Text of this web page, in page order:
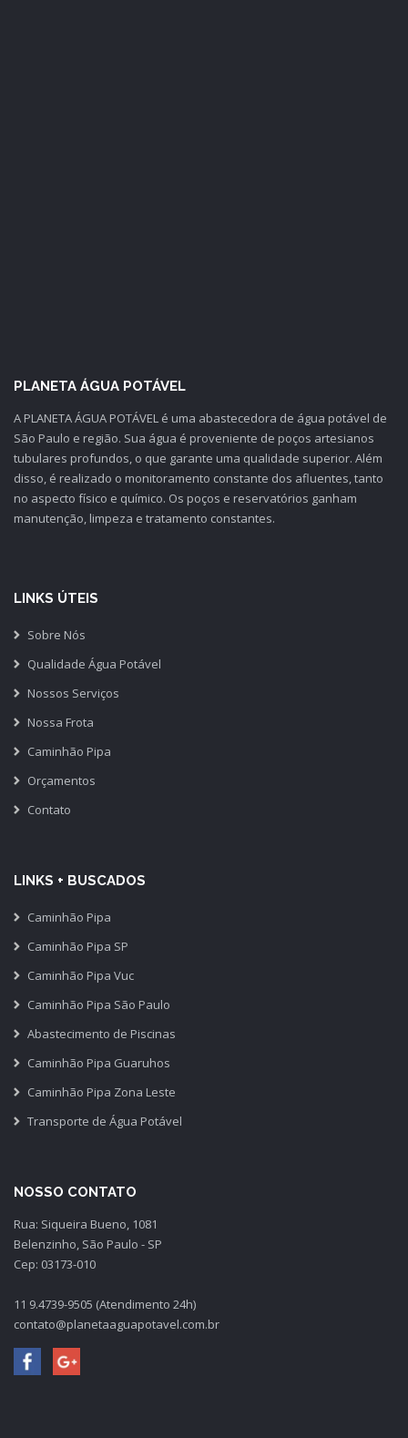
PLANETA ÁGUA POTÁVEL
A PLANETA ÁGUA POTÁVEL é uma abastecedora de água potável de
São Paulo e região. Sua água é proveniente de poços artesianos
tubulares profundos, o que garante uma qualidade superior. Além
disso, é realizado o monitoramento constante dos afluentes, tanto
no aspecto físico e químico. Os poços e reservatórios ganham
manutenção, limpeza e tratamento constantes.
LINKS ÚTEIS
Sobre Nós
Qualidade Água Potável
Nossos Serviços
Nossa Frota
Caminhão Pipa
Orçamentos
Contato
LINKS + BUSCADOS
Caminhão Pipa
Caminhão Pipa SP
Caminhão Pipa Vuc
Caminhão Pipa São Paulo
Abastecimento de Piscinas
Caminhão Pipa Guaruhos
Caminhão Pipa Zona Leste
Transporte de Água Potável
NOSSO CONTATO
Rua: Siqueira Bueno, 1081
Belenzinho, São Paulo - SP
Cep: 03173-010
11 9.4739-9505 (Atendimento 24h)
contato@planetaaguapotavel.com.br